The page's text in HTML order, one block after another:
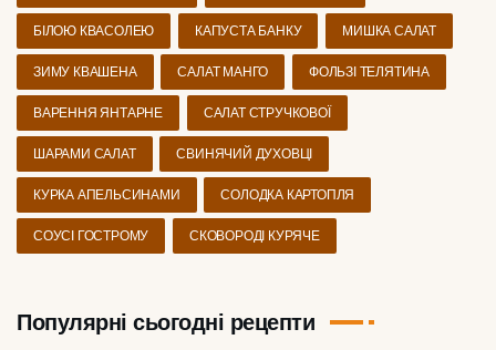
БІЛОЮ КВАСОЛЕЮ КАПУСТА БАНКУ МИШКА САЛАТ
ЗИМУ КВАШЕНА САЛАТ МАНГО ФОЛЬЗІ ТЕЛЯТИНА
ВАРЕННЯ ЯНТАРНЕ САЛАТ СТРУЧКОВОЇ
ШАРАМИ САЛАТ СВИНЯЧИЙ ДУХОВЦІ
КУРКА АПЕЛЬСИНАМИ СОЛОДКА КАРТОПЛЯ
СОУСІ ГОСТРОМУ СКОВОРОДІ КУРЯЧЕ
Популярні сьогодні рецепти